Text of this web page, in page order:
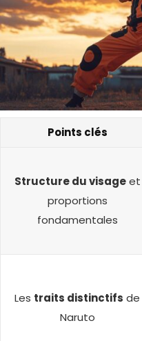
Points clés
Structure du visageet
proportions
fondamentales
Les traits distinctifs de
Naruto